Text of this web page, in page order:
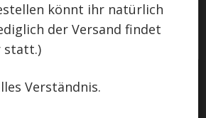
27 x Packsack – Größe 8: 30 x
60 cm
EINVERSTANDEN
könnt ihr natürlich
der Versand findet
statt.)
Verständnis.